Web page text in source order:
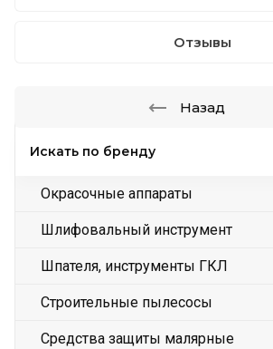
Искать по бренду
Окрасочные аппараты
Шлифовальный инструмент
Шпателя, инструменты ГКЛ
Строительные пылесосы
Средства защиты малярные
Отзывы
Назад